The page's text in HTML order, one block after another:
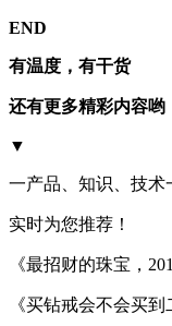
END
有温度，有干货
还有更多精彩内容哟
▼
一产品、知识、技术
实时为您推荐！
《最招财的珠宝，
《买钻戒会不会买